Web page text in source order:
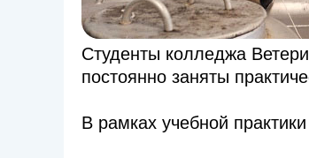
Студенты колледжа
постоянно заняты
В рамках учебной